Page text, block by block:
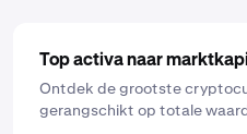
Top activa naar
Ontdek de grootste
gerangschikt op totale